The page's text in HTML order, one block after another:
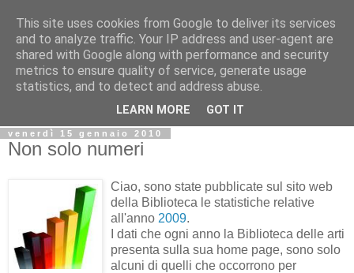
Biblio@rti in
Il Blog della Biblioteca di Area delle arti per condividere
informazioni iniziative incontri
venerdì 15 gennaio 2010
Non solo numeri
Ciao, sono state pubblicate sul sito web
della Biblioteca le statistiche relative
all'anno 2009.
I dati che ogni anno la Biblioteca delle arti
presenta sulla sua home page, sono solo
alcuni di quelli che occorrono per
This site uses cookies from Google to deliver its services
and to analyze traffic. Your IP address and user-agent are
shared with Google along with performance and security
metrics to ensure quality of service, generate usage
statistics, and to detect and address abuse.
LEARN MORE GOT IT